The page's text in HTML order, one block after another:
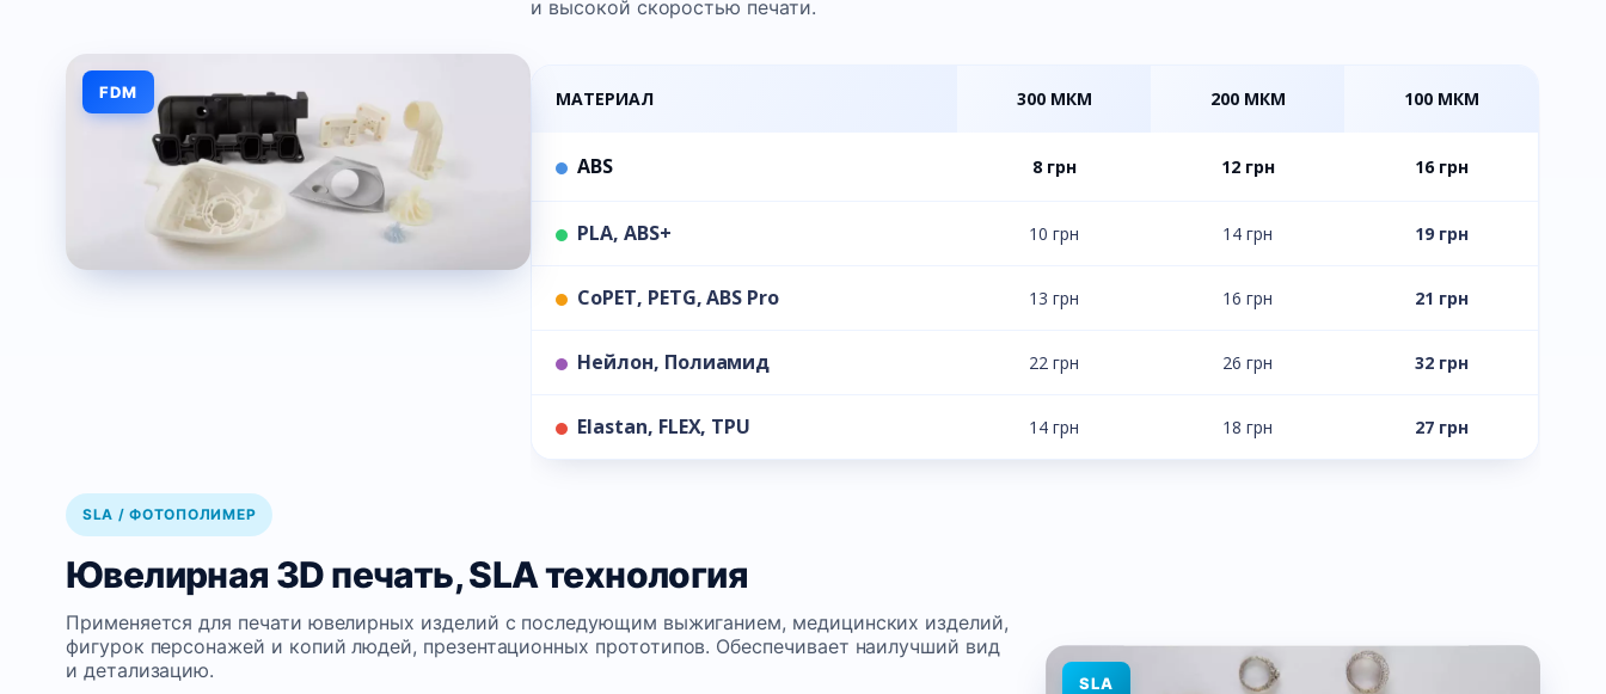
FDM
и высокой скоростью печати.
МАТЕРИАЛ 300 МКМ 200 МКМ 100 МКМ
ABS 8 грн 12 грн 16 грн
PLA, ABS+ 10 грн 14 грн 19 грн
CoPET, PETG, ABS Pro 13 грн 16 грн 21 грн
Нейлон, Полиамид 22 грн 26 грн 32 грн
Elastan, FLEX, TPU 14 грн 18 грн 27 грн
SLA
SLA / ФОТОПОЛИМЕР
Ювелирная 3D печать, SLA технология
Применяется для печати ювелирных изделий с последующим выжиганием, медицинских изделий,
фигурок персонажей и копий людей, презентационных прототипов. Обеспечивает наилучший вид
и детализацию.